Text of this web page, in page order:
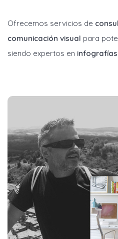
Ofrecemos servicios de
comunicación visual para
siendo expertos en